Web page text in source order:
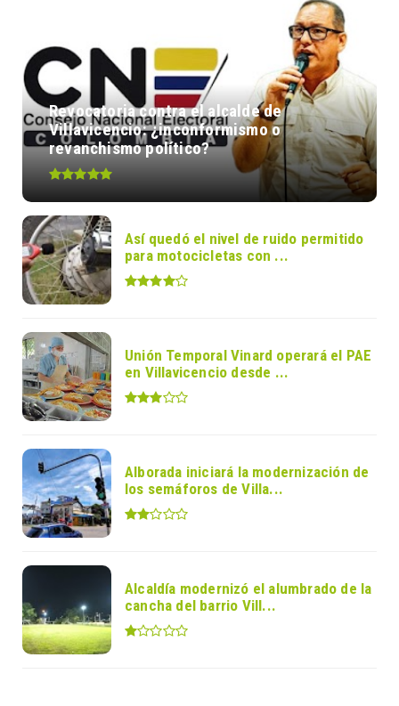
Revocatoria contra el alcalde de
Villavicencio: ¿inconformismo o
revanchismo político?
Así quedó el nivel de ruido permitido
para motocicletas con ...
Unión Temporal Vinard operará el PAE
en Villavicencio desde ...
Alborada iniciará la modernización de
los semáforos de Villa...
Alcaldía modernizó el alumbrado de la
cancha del barrio Vill...